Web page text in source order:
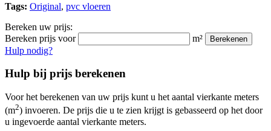
Tags: Original, pvc vloeren
Bereken uw prijs:
Bereken prijs voor
m² Berekenen
Hulp nodig?
Hulp bij prijs berekenen
Voor het berekenen van uw prijs kunt u het aantal vierkante meters
(m2) invoeren. De prijs die u te zien krijgt is gebasseerd op het door
u ingevoerde aantal vierkante meters.